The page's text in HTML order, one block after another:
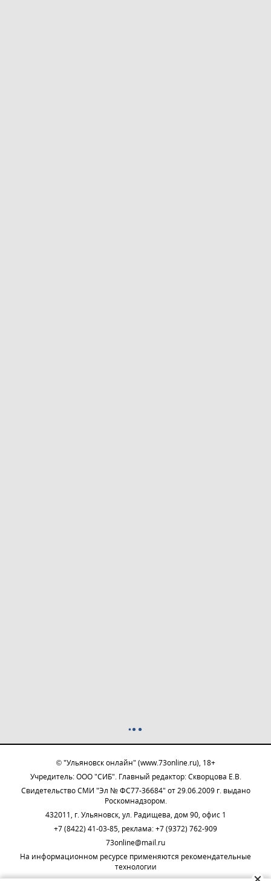
© "Ульяновск онлайн" (www.73online.ru), 18+
Учредитель: ООО "СИБ". Главный редактор: Скворцова Е.В.
Свидетельство СМИ "Эл № ФС77-36684" от 29.06.2009 г. выдано
Роскомнадзором.
432011, г. Ульяновск, ул. Радищева, дом 90, офис 1
+7 (8422) 41-03-85, реклама: +7 (9372) 762-909
73online@mail.ru
На информационном ресурсе применяются рекомендательные
технологии